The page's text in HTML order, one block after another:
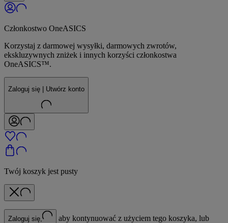
Członkostwo OneASICS
Korzystaj z darmowej wysyłki, darmowych zwrotów,
ekskluzywnych zniżek i innych korzyści członkostwa
OneASICS™.
Zaloguj się | Utwórz konto
Twój koszyk jest pusty
Zaloguj się,
aby kontynuować z użyciem tego koszyka, lub